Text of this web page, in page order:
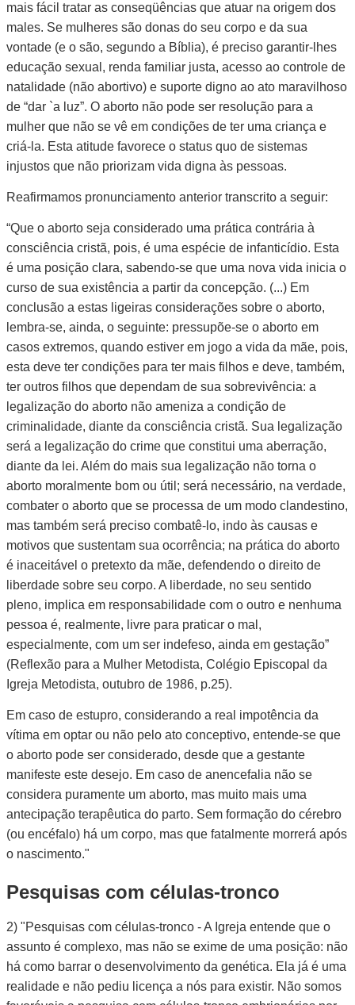
mais fácil tratar as conseqüências que atuar na origem dos
males. Se mulheres são donas do seu corpo e da sua
vontade (e o são, segundo a Bíblia), é preciso garantir-lhes
educação sexual, renda familiar justa, acesso ao controle de
natalidade (não abortivo) e suporte digno ao ato maravilhoso
de “dar `a luz”. O aborto não pode ser resolução para a
mulher que não se vê em condições de ter uma criança e
criá-la. Esta atitude favorece o status quo de sistemas
injustos que não priorizam vida digna às pessoas.
Reafirmamos pronunciamento anterior transcrito a seguir:
“Que o aborto seja considerado uma prática contrária à
consciência cristã, pois, é uma espécie de infanticídio. Esta
é uma posição clara, sabendo-se que uma nova vida inicia o
curso de sua existência a partir da concepção. (...) Em
conclusão a estas ligeiras considerações sobre o aborto,
lembra-se, ainda, o seguinte: pressupõe-se o aborto em
casos extremos, quando estiver em jogo a vida da mãe, pois,
esta deve ter condições para ter mais filhos e deve, também,
ter outros filhos que dependam de sua sobrevivência: a
legalização do aborto não ameniza a condição de
criminalidade, diante da consciência cristã. Sua legalização
será a legalização do crime que constitui uma aberração,
diante da lei. Além do mais sua legalização não torna o
aborto moralmente bom ou útil; será necessário, na verdade,
combater o aborto que se processa de um modo clandestino,
mas também será preciso combatê-lo, indo às causas e
motivos que sustentam sua ocorrência; na prática do aborto
é inaceitável o pretexto da mãe, defendendo o direito de
liberdade sobre seu corpo. A liberdade, no seu sentido
pleno, implica em responsabilidade com o outro e nenhuma
pessoa é, realmente, livre para praticar o mal,
especialmente, com um ser indefeso, ainda em gestação”
(Reflexão para a Mulher Metodista, Colégio Episcopal da
Igreja Metodista, outubro de 1986, p.25).
Em caso de estupro, considerando a real impotência da
vítima em optar ou não pelo ato conceptivo, entende-se que
o aborto pode ser considerado, desde que a gestante
manifeste este desejo. Em caso de anencefalia não se
considera puramente um aborto, mas muito mais uma
antecipação terapêutica do parto. Sem formação do cérebro
(ou encéfalo) há um corpo, mas que fatalmente morrerá após
o nascimento."
Pesquisas com células-tronco
2) "Pesquisas com células-tronco - A Igreja entende que o
assunto é complexo, mas não se exime de uma posição: não
há como barrar o desenvolvimento da genética. Ela já é uma
realidade e não pediu licença a nós para existir. Não somos